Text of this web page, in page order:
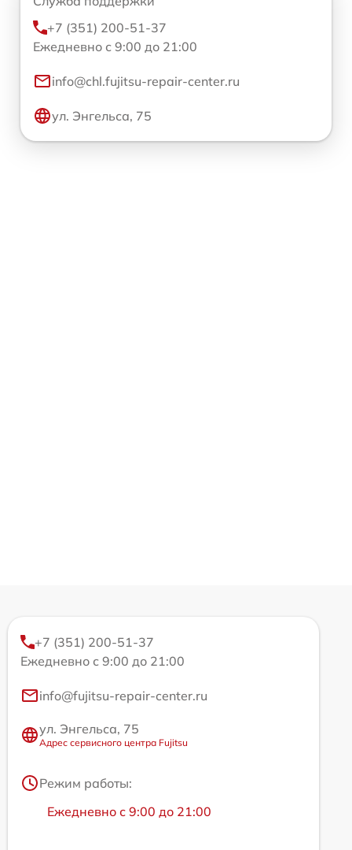
+7 (351) 200-51-37
Ежедневно с 9:00 до 21:00
info@chl.fujitsu-repair-center.ru
ул. Энгельса, 75
+7 (351) 200-51-37
Ежедневно с 9:00 до 21:00
info@fujitsu-repair-center.ru
ул. Энгельса, 75
Адрес сервисного центра Fujitsu
Режим работы:
Ежедневно с 9:00 до 21:00